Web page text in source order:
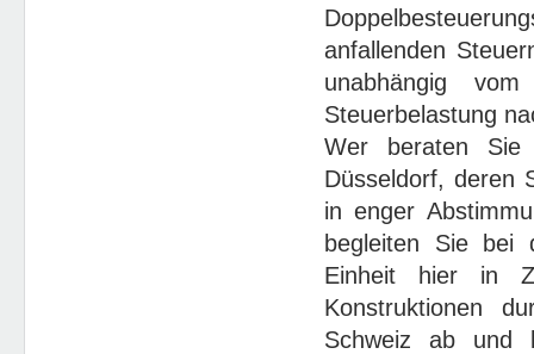
anfallenden
unabhängig
Steuerbelastung
Wer beraten Sie
Düsseldorf, deren
in enger
begleiten Sie bei
Einheit hier in
Konstruktionen
Schweiz ab und